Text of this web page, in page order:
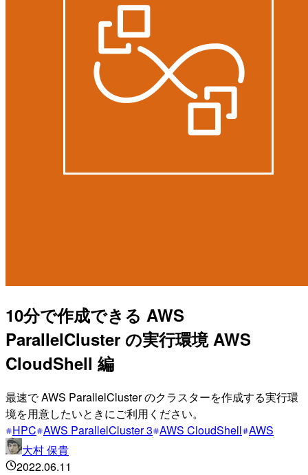
10分で作成できる AWS
ParallelCluster の実行環境 AWS
CloudShell 編
最速で AWS ParallelCluster のクラスターを作成する実行環
境を用意したいときにご利用ください。
HPC AWS ParallelCluster 3 AWS CloudShell AWS
大村 保貴
2022.06.11